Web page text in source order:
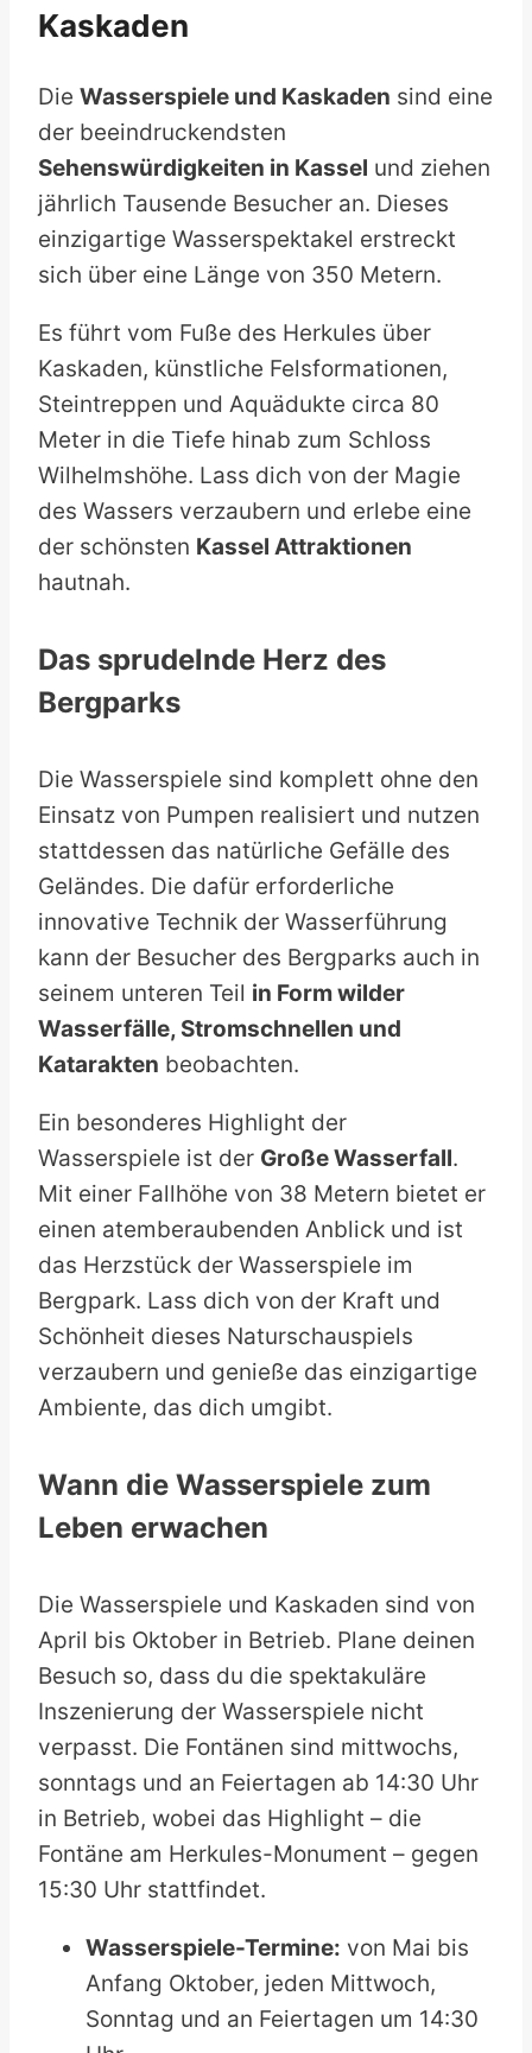
Kaskaden
Die Wasserspiele und Kaskaden sind eine
der beeindruckendsten
Sehenswürdigkeiten in Kassel und ziehen
jährlich Tausende Besucher an. Dieses
einzigartige Wasserspektakel erstreckt
sich über eine Länge von 350 Metern.
Es führt vom Fuße des Herkules über
Kaskaden, künstliche Felsformationen,
Steintreppen und Aquädukte circa 80
Meter in die Tiefe hinab zum Schloss
Wilhelmshöhe. Lass dich von der Magie
des Wassers verzaubern und erlebe eine
der schönsten Kassel Attraktionen
hautnah.
Das sprudelnde Herz des
Bergparks
Die Wasserspiele sind komplett ohne den
Einsatz von Pumpen realisiert und nutzen
stattdessen das natürliche Gefälle des
Geländes. Die dafür erforderliche
innovative Technik der Wasserführung
kann der Besucher des Bergparks auch in
seinem unteren Teil in Form wilder
Wasserfälle, Stromschnellen und
Katarakten beobachten.
Ein besonderes Highlight der
Wasserspiele ist der Große Wasserfall.
Mit einer Fallhöhe von 38 Metern bietet er
einen atemberaubenden Anblick und ist
das Herzstück der Wasserspiele im
Bergpark. Lass dich von der Kraft und
Schönheit dieses Naturschauspiels
verzaubern und genieße das einzigartige
Ambiente, das dich umgibt.
Wann die Wasserspiele zum
Leben erwachen
Die Wasserspiele und Kaskaden sind von
April bis Oktober in Betrieb. Plane deinen
Besuch so, dass du die spektakuläre
Inszenierung der Wasserspiele nicht
verpasst. Die Fontänen sind mittwochs,
sonntags und an Feiertagen ab 14:30 Uhr
in Betrieb, wobei das Highlight – die
Fontäne am Herkules-Monument – gegen
15:30 Uhr stattfindet.
Wasserspiele-Termine: von Mai bis
Anfang Oktober, jeden Mittwoch,
Sonntag und an Feiertagen um 14:30